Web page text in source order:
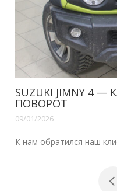
SUZUKI JIMNY 4
ПОВОРОТ
09/01/2026
К нам обратился наш